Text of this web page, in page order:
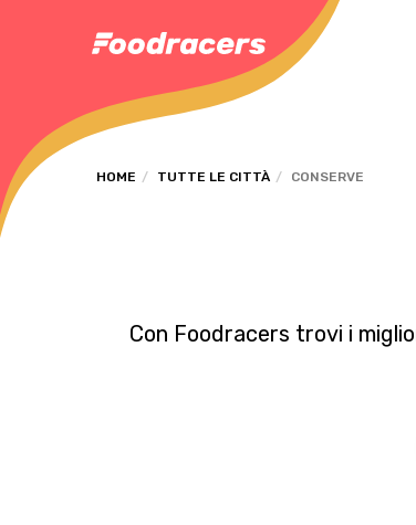
HOME TUTTE LE CITTÀ CONSERVE
Con Foodracers trovi i